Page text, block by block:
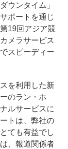
ウンタイム」
ポートを通じ
19回アジア競
メラサービス
スピーディー
を利用した新
のラン・ホ
ルサービスに
トは、弊社の
ても有益でし
、報道関係者